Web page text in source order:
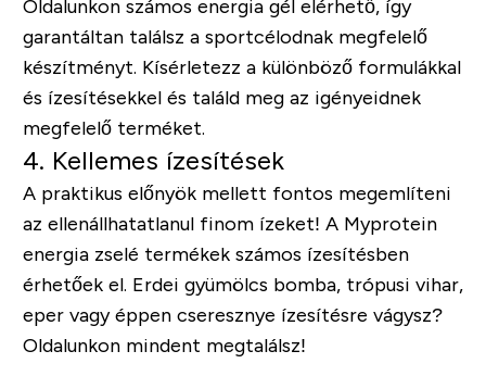
Oldalunkon számos energia gél elérhető, így
garantáltan találsz a sportcélodnak megfelelő
készítményt. Kísérletezz a különböző formulákkal
és ízesítésekkel és találd meg az igényeidnek
megfelelő terméket.
4. Kellemes ízesítések
A praktikus előnyök mellett fontos megemlíteni
az ellenállhatatlanul finom ízeket! A Myprotein
energia zselé termékek számos ízesítésben
érhetőek el. Erdei gyümölcs bomba, trópusi vihar,
eper vagy éppen cseresznye ízesítésre vágysz?
Oldalunkon mindent megtalálsz!